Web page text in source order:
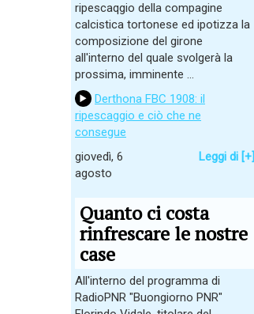
ripescaqgio della compagine
calcistica tortonese ed ipotizza la
composizione del girone
all'interno del quale svolgerà la
prossima, imminente ...
Derthona FBC 1908: il
ripescaggio e ciò che ne
consegue
giovedì, 6
agosto
Leggi di [+]
Quanto ci costa
rinfrescare le nostre
case
All'interno del programma di
RadioPNR "Buongiorno PNR"